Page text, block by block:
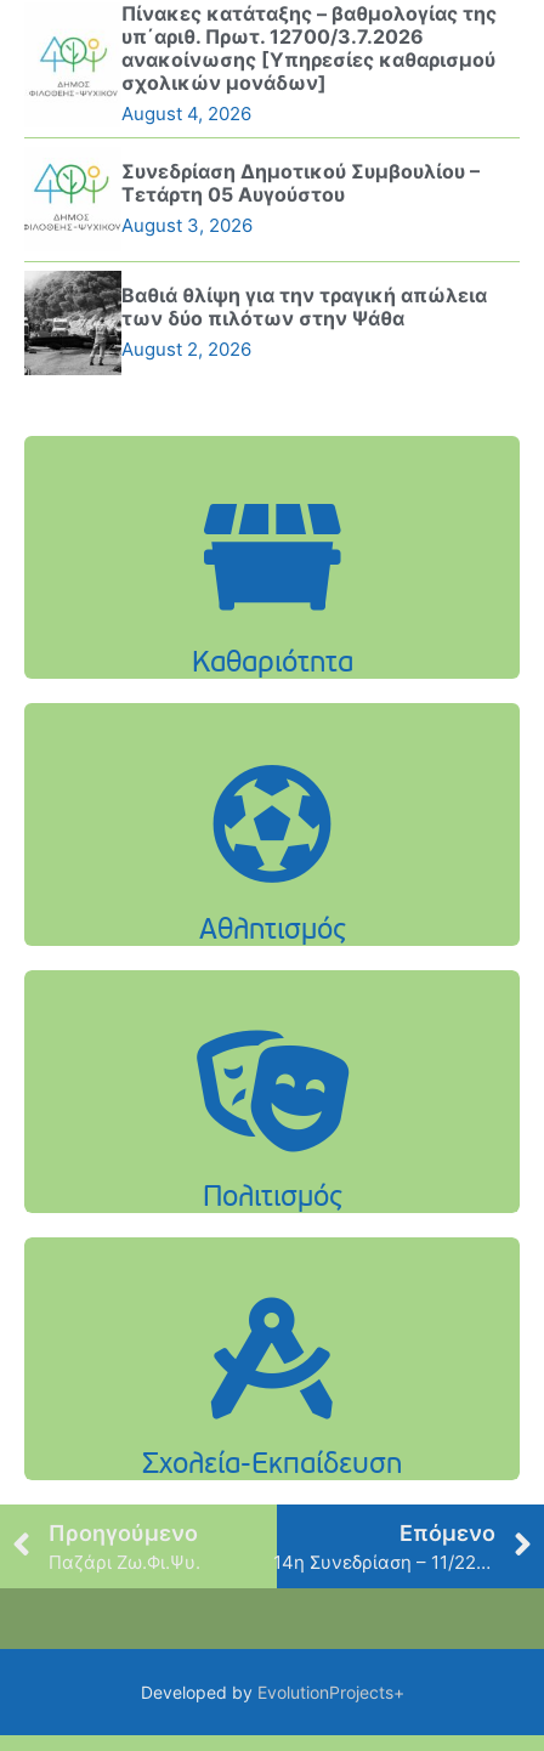
Πίνακες κατάταξης – βαθμολογίας της
υπ΄αριθ. Πρωτ. 12700/3.7.2026
ανακοίνωσης [Υπηρεσίες καθαρισμού
σχολικών μονάδων]
August 4, 2026
Συνεδρίαση Δημοτικού Συμβουλίου –
Τετάρτη 05 Αυγούστου
August 3, 2026
Βαθιά θλίψη για την τραγική απώλεια
των δύο πιλότων στην Ψάθα
August 2, 2026
Προηγούμενο
Παζάρι Ζω.Φι.Ψυ.
Επόμενο
14η Συνεδρίαση – 11/22/2018
Developed by EvolutionProjects+